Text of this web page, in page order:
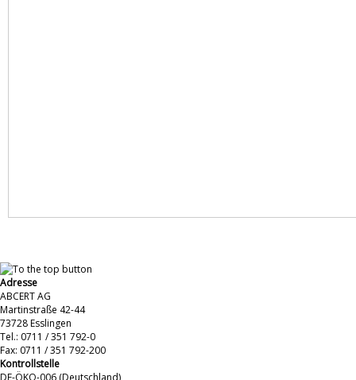
Adresse
ABCERT AG
Martinstraße 42-44
73728 Esslingen
Tel.: 0711 / 351 792-0
Fax: 0711 / 351 792-200
Kontrollstelle
DE-ÖKO-006 (Deutschland)